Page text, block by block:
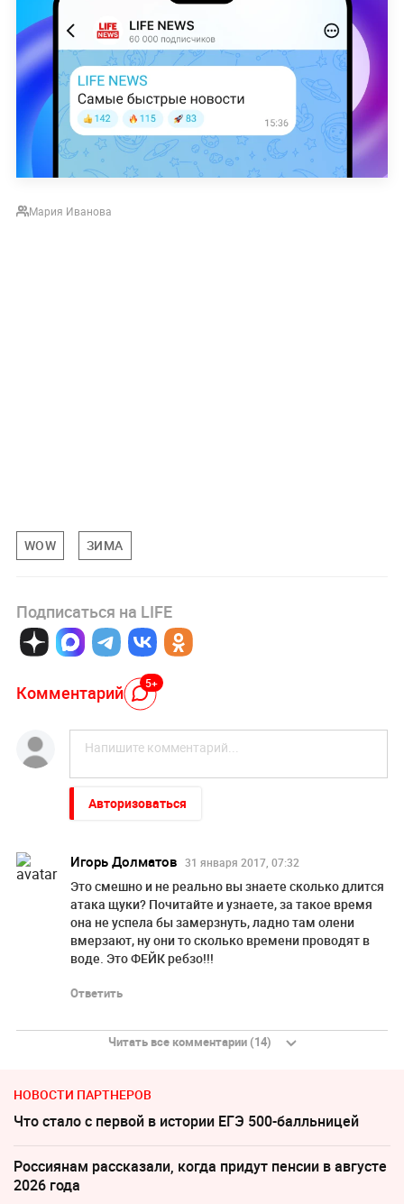
Мария Иванова
WOW ЗИМА
Подписаться на LIFE
Комментарий 5+
Авторизоваться
Игорь Долматов 31 января 2017, 07:32
Это смешно и не реально вы знаете сколько длится
атака щуки? Почитайте и узнаете, за такое время
она не успела бы замерзнуть, ладно там олени
вмерзают, ну они то сколько времени проводят в
воде. Это ФЕЙК ребзо!!!
Ответить
Читать все комментарии (14)
НОВОСТИ ПАРТНЕРОВ
Что стало с первой в истории ЕГЭ 500-балльницей
Россиянам рассказали, когда придут пенсии в августе
2026 года